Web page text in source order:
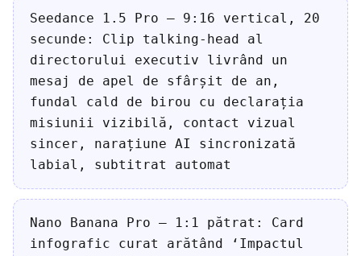
Seedance 1.5 Pro — 9:16 vertical, 20
secunde: Clip talking-head al
directorului executiv livrând un
mesaj de apel de sfârșit de an,
fundal cald de birou cu declarația
misiunii vizibilă, contact vizual
sincer, narațiune AI sincronizată
labial, subtitrat automat
Nano Banana Pro — 1:1 pătrat: Card
infografic curat arătând ‘Impactul